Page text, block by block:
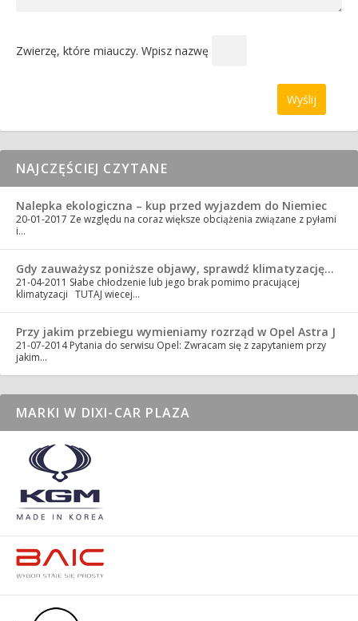
Zwierzę, które miauczy. Wpisz nazwę
NAJCZĘŚCIEJ CZYTANE
Nalepka ekologiczna – kup przed wyjazdem do Niemiec
20-01-2017 Ze względu na coraz większe obciążenia związane z pyłami
i…
Gdy zauważysz poniższe objawy, sprawdź klimatyzację…
21-04-2011 Słabe chłodzenie lub jego brak pomimo pracującej
klimatyzacji TUTAJ wiecej…
Przy jakim przebiegu wymieniamy rozrząd w Opel Astra J
21-07-2014 Pytania do serwisu Opel: Zwracam się z zapytaniem przy
jakim…
MARKI W DIXI-CAR PLAZA